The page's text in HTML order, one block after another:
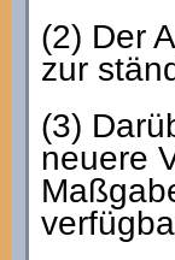
(2) Der
zur
(3)
neuere